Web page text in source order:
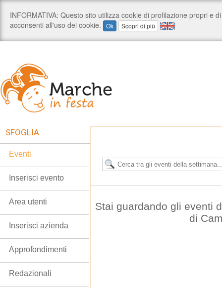
Stai guardando gli eventi
di
SFOGLIA:
Eventi
Inserisci evento
Area utenti
Inserisci azienda
Approfondimenti
Redazionali